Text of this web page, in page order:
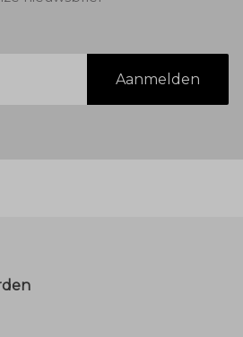
Aanmelden